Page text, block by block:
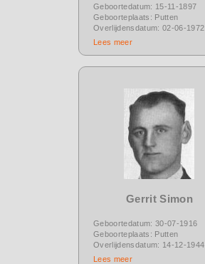
Geboortedatum: 15-11-1897
Geboorteplaats: Putten
Overlijdensdatum: 02-06-1972
Lees meer
Gerrit Simon
Geboortedatum: 30-07-1916
Geboorteplaats: Putten
Overlijdensdatum: 14-12-1944
Lees meer